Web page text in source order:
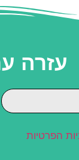
עזרה
הפרטיות